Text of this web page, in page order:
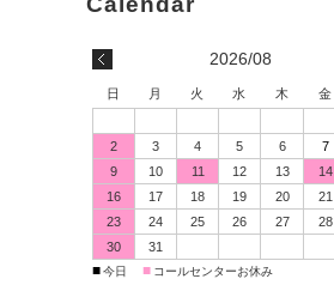
2026/08
日 月 火 水 木 金
2
3 4 5 6 7
9
10 11 12 13 14
16
17 18 19 20 21
23
24 25 26 27 28
30
31
■今日 ■ コールセンターお休み